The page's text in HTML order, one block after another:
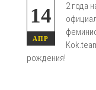
14
АПР
2 года
рождения!